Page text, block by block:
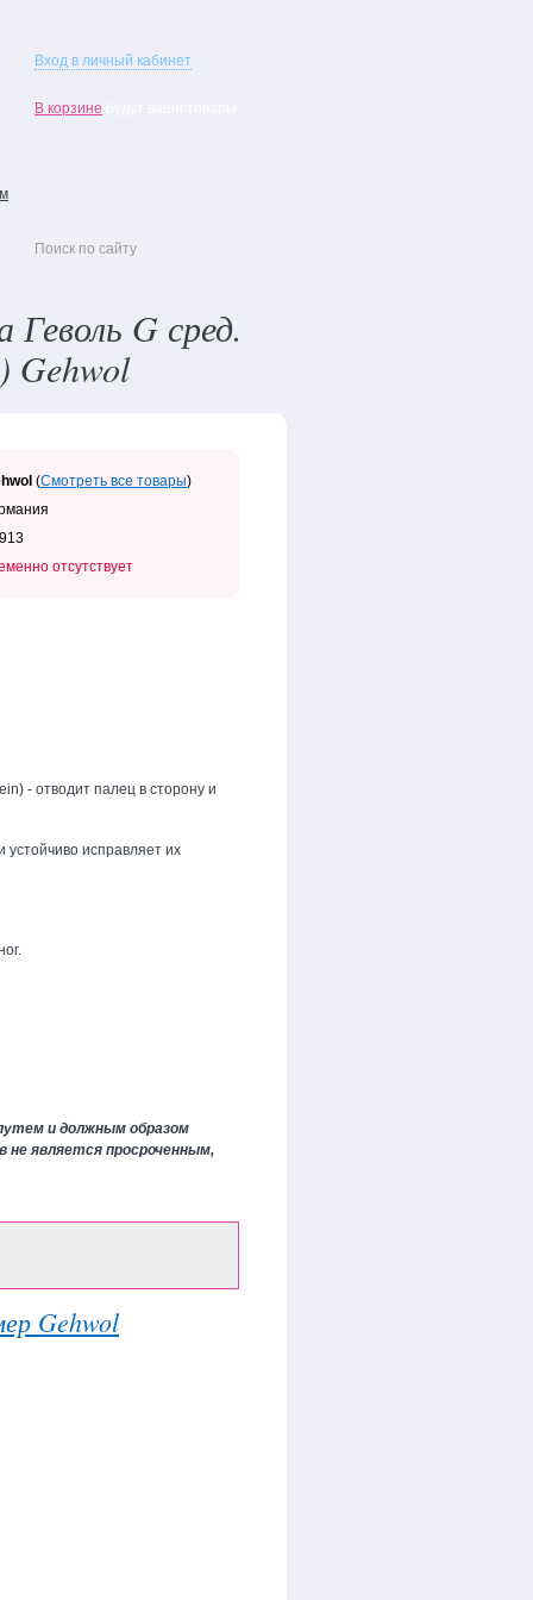
Вход в личный кабинет
В корзине
Геволь G сред.
Gehwol
(Смотреть все товары)
отсутствует
- отводит палец в сторону и
устойчиво исправляет их
и должным образом
не является просроченным,
Gehwol